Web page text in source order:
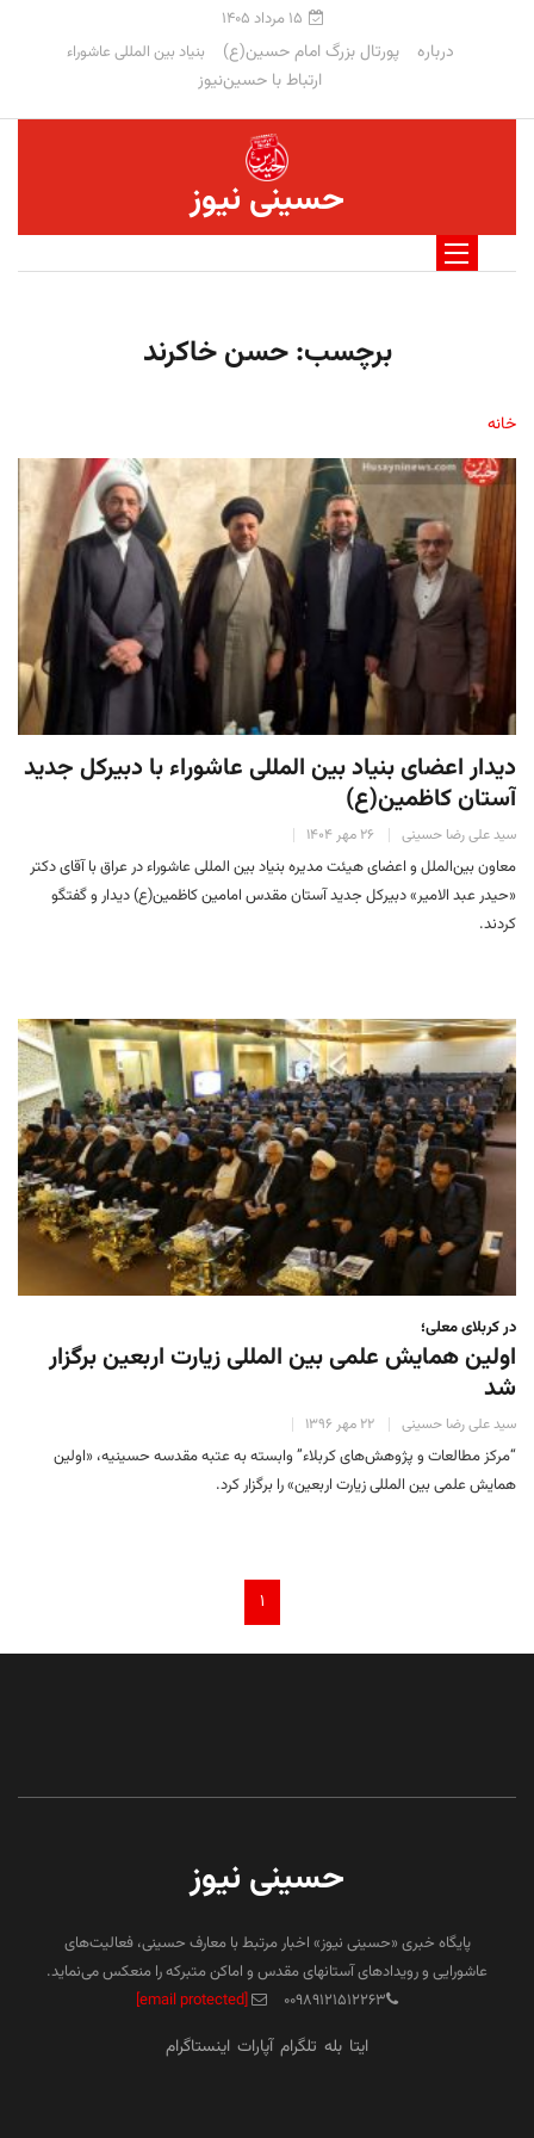
۱۵ مرداد ۱۴۰۵
درباره پورتال بزرگ امام حسین(ع) بنیاد بین المللی عاشوراء
ارتباط با حسین‌نیوز
حسینی نیوز
برچسب:حسن خاکرند
خانه
دیدار اعضای بنیاد بین المللی عاشوراء با دبیرکل جدید
آستان کاظمین(ع)
سید علی رضا حسینی ۲۶ مهر ۱۴۰۴
معاون بین‌الملل و اعضای هیئت مدیره بنیاد بین المللی عاشوراء در عراق با آقای دکتر
«حیدر عبد الامیر» دبیرکل جدید آستان مقدس امامین کاظمین(ع) دیدار و گفتگو
کردند.
در کربلای معلی؛
اولین همایش علمی بین المللی زیارت اربعین برگزار
شد
سید علی رضا حسینی ۲۲ مهر ۱۳۹۶
“مرکز مطالعات و پژوهش‌های کربلاء” وابسته به عتبه مقدسه حسینیه، «اولین
همایش علمی بین المللی زیارت اربعین» را برگزار کرد.
۱
حسینی نیوز
پایگاه خبری «حسینی نیوز» اخبار مرتبط با معارف حسینی، فعالیت‌های
عاشورایی و رویدادهای آستانهای مقدس و اماکن متبرکه را منعکس می‌نماید.
۰۰۹۸۹۱۲۱۵۱۲۲۶۳
[email protected]
ایتا بله تلگرام آپارات اینستاگرام